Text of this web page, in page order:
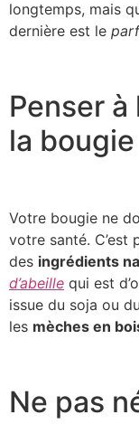
longtemps, mais
dernière est le
Penser
la bougie
Votre bougie ne
votre santé. C’est
des ingrédients
d’abeille qui est
issue du soja ou
les mèches en
Ne pas